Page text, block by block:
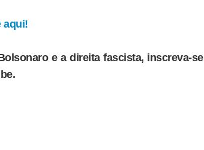
aqui!
e a direita fascista, inscreva-se